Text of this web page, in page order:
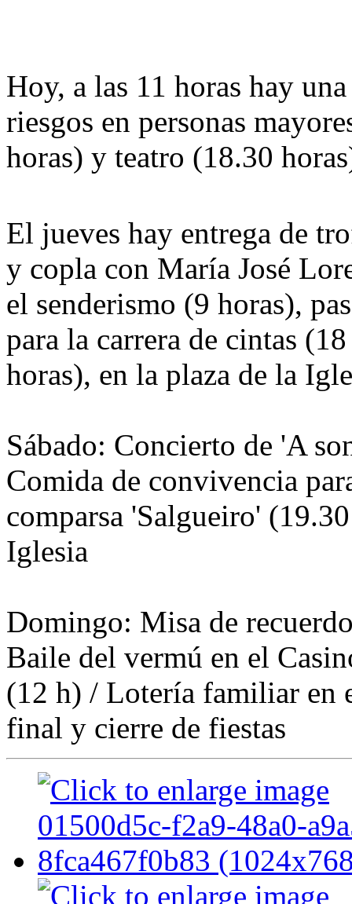
Hoy, a las 11 horas hay
riesgos en personas
horas) y teatro (18.30
El jueves hay entrega de
y copla con María José
el senderismo (9 horas),
para la carrera de cintas
horas), en la plaza de la
Sábado: Concierto de 'A
Comida de convivencia
comparsa 'Salgueiro'
Iglesia
Domingo: Misa de
Baile del vermú en el
(12 h) / Lotería familiar en
final y cierre de fiestas